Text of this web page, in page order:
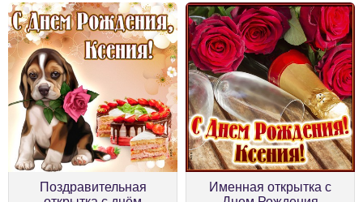
Поздравительная
Именная открытка с